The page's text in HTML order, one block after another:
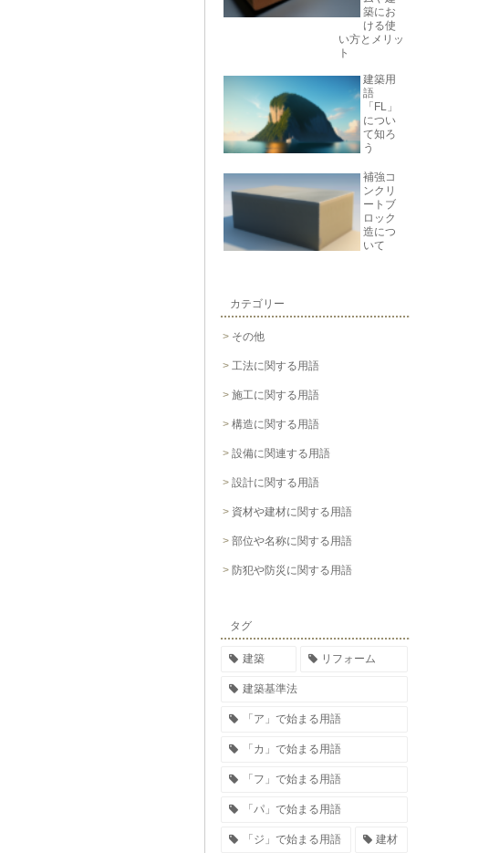
築にお
ける使
い方とメリッ
ト
建築用
語
「FL」
につい
て知ろ
う
補強コ
ンクリ
ートブ
ロック
造につ
いて
カテゴリー
その他
工法に関する用語
施工に関する用語
構造に関する用語
設備に関連する用語
設計に関する用語
資材や建材に関する用語
部位や名称に関する用語
防犯や防災に関する用語
タグ
建築 リフォーム
建築基準法
「ア」で始まる用語
「カ」で始まる用語
「フ」で始まる用語
「パ」で始まる用語
「ジ」で始まる用語 建材